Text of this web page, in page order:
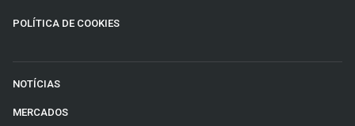
POLÍTICA DE COOKIES
NOTÍCIAS
MERCADOS